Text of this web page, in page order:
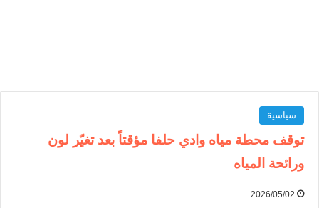
سياسية
توقف محطة مياه وادي حلفا مؤقتاً بعد تغيّر لون
ورائحة المياه
2026/05/02